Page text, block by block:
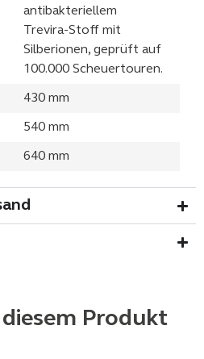
antibakteriellem
Trevira-Stoff mit
Silberionen, geprüft auf
100.000 Scheuertouren.
430 mm
540 mm
640 mm
diesem Produkt